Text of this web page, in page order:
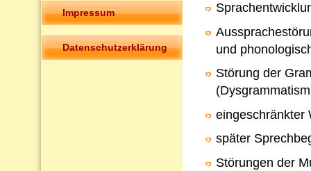
Impressum
Datenschutzerklärung
und
Störung der
eingeschränkter
später
Störungen der